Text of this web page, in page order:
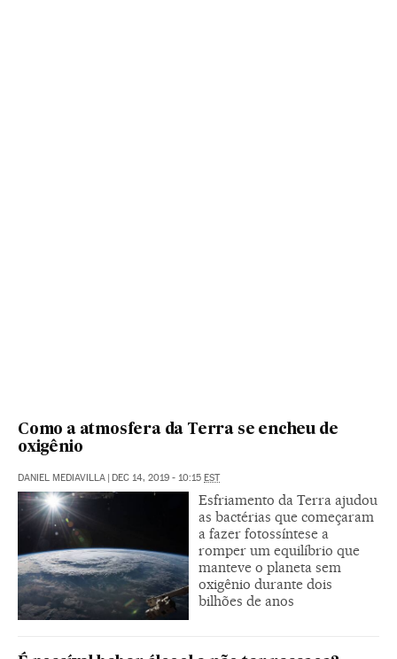
Como a atmosfera da Terra se encheu de
oxigênio
DANIEL MEDIAVILLA | DEC 14, 2019 - 10:15 EST
Esfriamento da Terra ajudou
as bactérias que começaram
a fazer fotossíntese a
romper um equilíbrio que
manteve o planeta sem
oxigênio durante dois
bilhões de anos